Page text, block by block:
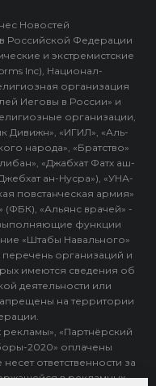
Новостей
Российской Федерации
и экстремистские
Inc), Национал-
организация
Иеговы в России» и
организации,
Дивижн», «ИГИЛ», «Аль-
народа», «Братство»
«Джабхат Фатх аш-
ан-Нусра»), «УНА-
повстанческая армия»
«Альянс врачей» -
функции
«Штабы Навального»
организаций и
имеются сведения об
деятельности или
на территории
«Партнёрский
2020» оплачены
ответственности за
в рекламных